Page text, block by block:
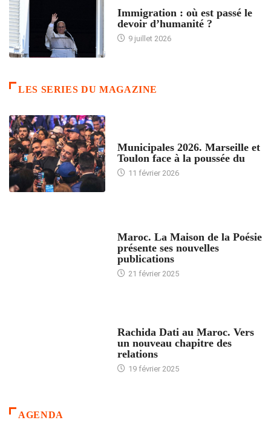
Immigration : où est passé le
devoir d’humanité ?
9 juillet 2026
LES SERIES DU MAGAZINE
Municipales 2026. Marseille et
Toulon face à la poussée du
11 février 2026
Maroc. La Maison de la Poésie
présente ses nouvelles
publications
21 février 2025
Rachida Dati au Maroc. Vers
un nouveau chapitre des
relations
19 février 2025
AGENDA